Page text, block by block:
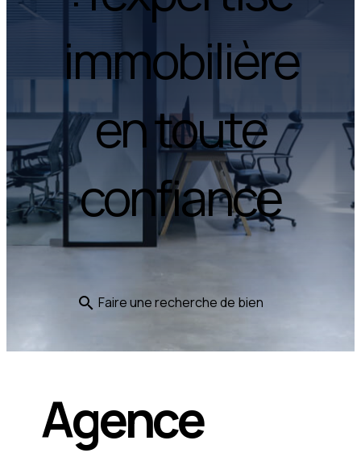
immobilière
en toute
confiance
search Faire une recherche de bien
Agence